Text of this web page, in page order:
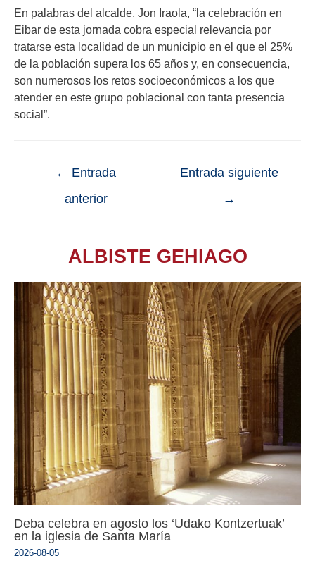
En palabras del alcalde, Jon Iraola, “la celebración en
Eibar de esta jornada cobra especial relevancia por
tratarse esta localidad de un municipio en el que el 25%
de la población supera los 65 años y, en consecuencia,
son numerosos los retos socioeconómicos a los que
atender en este grupo poblacional con tanta presencia
social”.
← Entrada
anterior
Entrada siguiente
→
ALBISTE GEHIAGO
Deba celebra en agosto los ‘Udako Kontzertuak’
en la iglesia de Santa María
2026-08-05